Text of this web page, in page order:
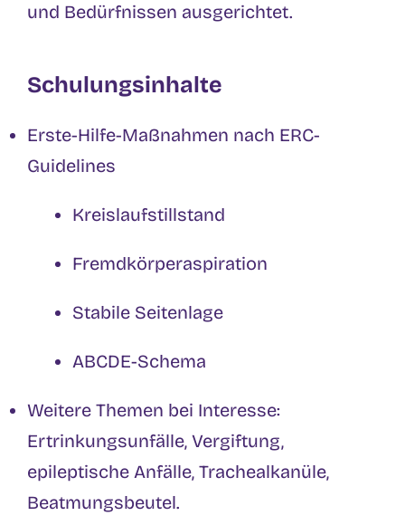
und Bedürfnissen ausgerichtet.
Schulungsinhalte
Erste-Hilfe-Maßnahmen nach ERC-
Guidelines
Kreislaufstillstand
Fremdkörperaspiration
Stabile Seitenlage
ABCDE-Schema
Weitere Themen bei Interesse:
Ertrinkungsunfälle, Vergiftung,
epileptische Anfälle, Trachealkanüle,
Beatmungsbeutel.